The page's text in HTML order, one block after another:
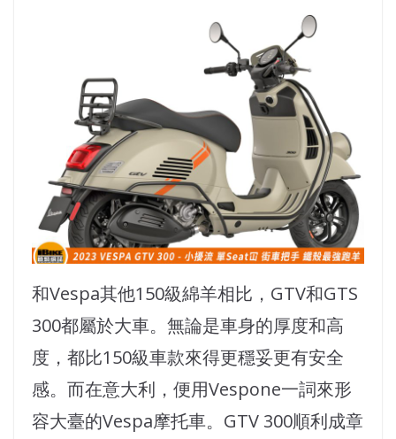
和Vespa其他150級綿羊相比，GTV和GTS
300都屬於大車。無論是車身的厚度和高
度，都比150級車款來得更穩妥更有安全
感。而在意大利，便用Vespone一詞來形
容大臺的Vespa摩托車。GTV 300順利成章